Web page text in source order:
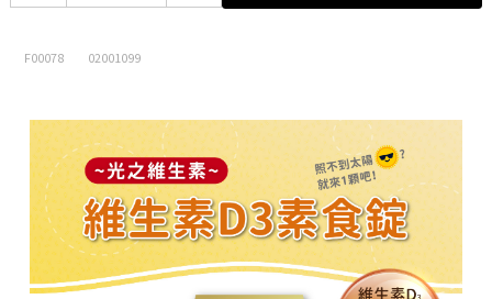
F00078 02001099